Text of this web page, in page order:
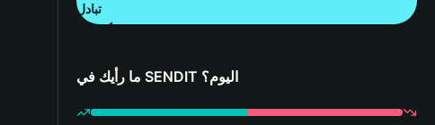
تبادل
ما رأيك في SENDIT اليوم؟